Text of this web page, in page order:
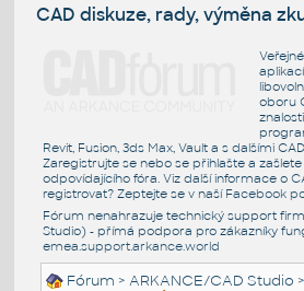
CAD diskuze, rady, výměna
oboru
Revit, Fusion, 3ds Max, Vault a s dalšími
Zaregistrujte se nebo se přihlašte a
odpovídajícího fóra. Viz další informace o
registrovat? Zeptejte se v naší Facebook
Fórum nenahrazuje technický support
Studio) - přímá podpora pro zákazníky
emea.support.arkance.world
Fórum >ARKANCE/CAD Studio >